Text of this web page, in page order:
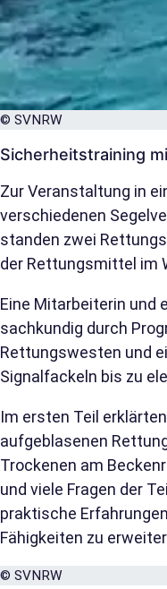
© SVNRW
Sicherheitstraining
Zur Veranstaltung in
verschiedenen
standen zwei
der Rettungsmittel im
Eine Mitarbeiterin und
sachkundig durch
Rettungswesten und
Signalfackeln bis zu
Im ersten Teil
aufgeblasenen
Trockenen am
und viele Fragen der
praktische
Fähigkeiten zu
© SVNRW